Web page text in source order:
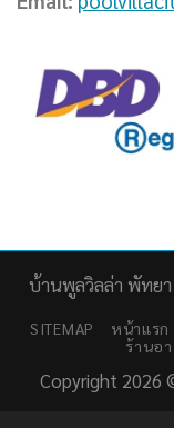
บ้านพูลวิลล่า พัทยา
SITEMAP หน้าแรก
ร้านอ
Copyright 2026